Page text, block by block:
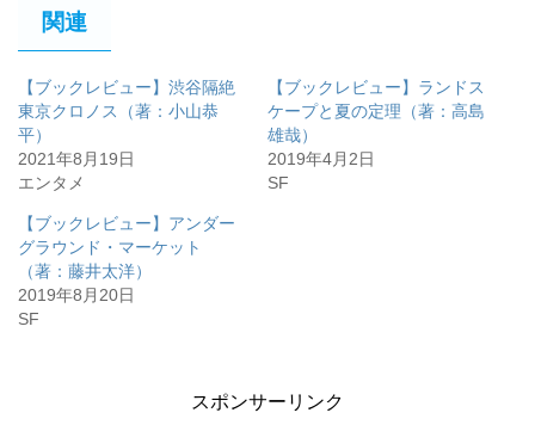
関連
【ブックレビュー】渋谷隔絶
東京クロノス（著：小山恭
平）
2021年8月19日
エンタメ
【ブックレビュー】ランドス
ケープと夏の定理（著：高島
雄哉）
2019年4月2日
SF
【ブックレビュー】アンダー
グラウンド・マーケット
（著：藤井太洋）
2019年8月20日
SF
スポンサーリンク